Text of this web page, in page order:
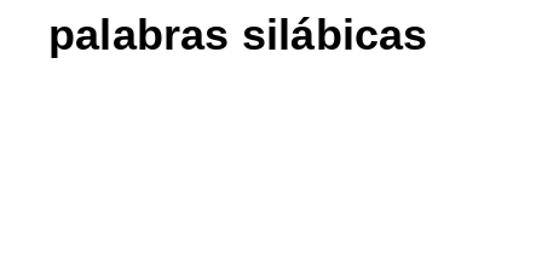
palabras silábicas